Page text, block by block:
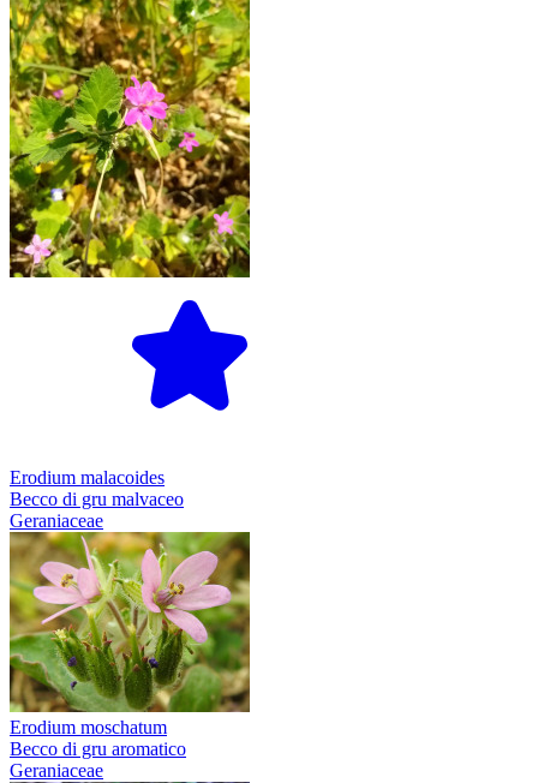
Erodium malacoides
Becco di gru malvaceo
Geraniaceae
Erodium moschatum
Becco di gru aromatico
Geraniaceae